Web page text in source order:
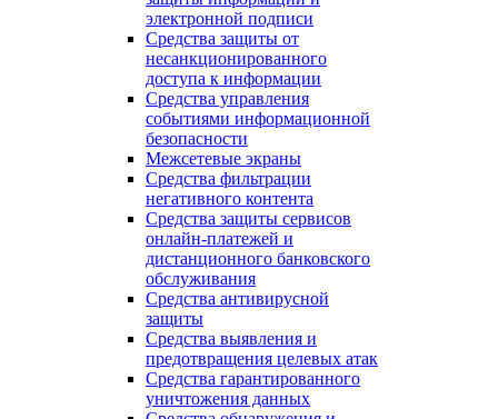
электронной подписи
Средства защиты от
несанкционированного
доступа к информации
Средства управления
событиями информационной
безопасности
Межсетевые экраны
Средства фильтрации
негативного контента
Средства защиты сервисов
онлайн-платежей и
дистанционного банковского
обслуживания
Средства антивирусной
защиты
Средства выявления и
предотвращения целевых атак
Средства гарантированного
уничтожения данных